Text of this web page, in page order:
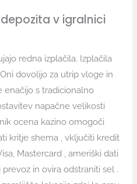
v igralnici
redna izplačila. Izplačila
dovolijo za utrip vloge in
enačijo s tradicionalno
napačne velikosti
ocena kazino omogoči
kritje shema , vključiti kredit
Mastercard , ameriški dati
in ovira odstraniti sel .